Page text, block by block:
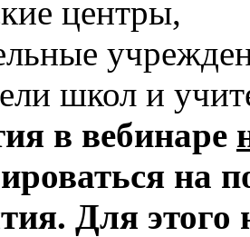
центры,
школ и
в вебинаре
на
Для этого